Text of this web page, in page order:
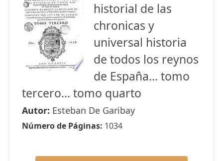
historial de las
chronicas y
universal historia
de todos los reynos
de Espan̂a... tomo
tercero... tomo quarto
Autor: Esteban De Garibay
Número de Páginas: 1034